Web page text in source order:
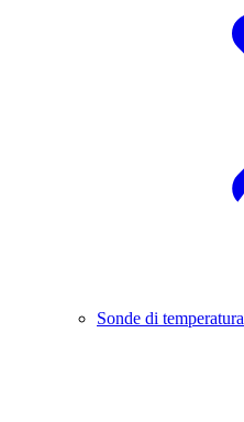
Sonde di temperatura